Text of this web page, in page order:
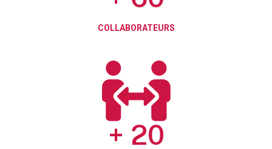
COLLABORATEURS
+ 20